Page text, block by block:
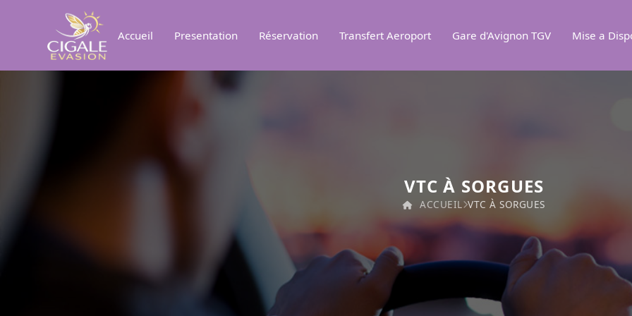
Accueil Presentation Réservation Transfert Aeroport Gare d'Avignon TGV Mise a
VTC À SORGUES
ACCUEIL VTC À SORGUES